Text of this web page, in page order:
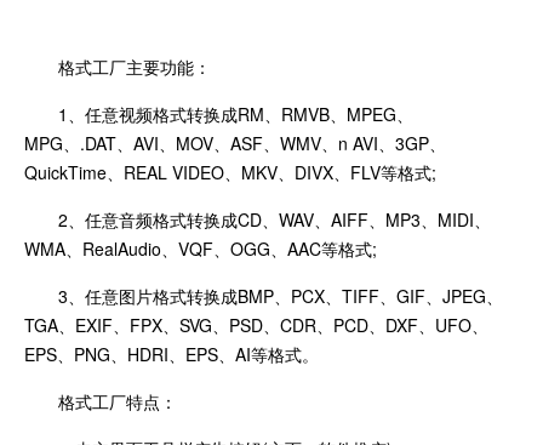
格式工厂主要功能：
1、任意视频格式转换成RM、RMVB、MPEG、
MPG、.DAT、AVI、MOV、ASF、WMV、n AVI、3GP、
QuickTime、REAL VIDEO、MKV、DIVX、FLV等格式;
2、任意音频格式转换成CD、WAV、AIFF、MP3、MIDI、
WMA、RealAudio、VQF、OGG、AAC等格式;
3、任意图片格式转换成BMP、PCX、TIFF、GIF、JPEG、
TGA、EXIF、FPX、SVG、PSD、CDR、PCD、DXF、UFO、
EPS、PNG、HDRI、EPS、AI等格式。
格式工厂特点：